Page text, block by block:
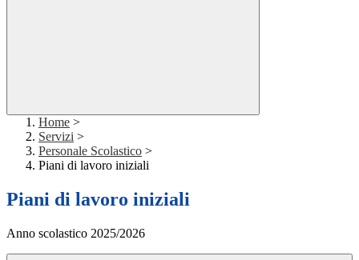
Home >
Servizi >
Personale Scolastico >
Piani di lavoro iniziali
Piani di lavoro iniziali
Anno scolastico 2025/2026